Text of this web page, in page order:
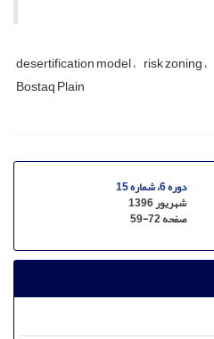
desertification model risk zoning
Bostaq Plain
دوره 6، شماره 15
شهریور 1396
صفحه59-72